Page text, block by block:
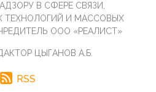
известны подробности
"Орланами",которые
Противник вновь
на украинском ТВД.
В СФЕРЕ СВЯЗИ,
И МАССОВЫХ
ООО «РЕАЛИСТ»
ЦЫГАНОВ А.Б.
RSS